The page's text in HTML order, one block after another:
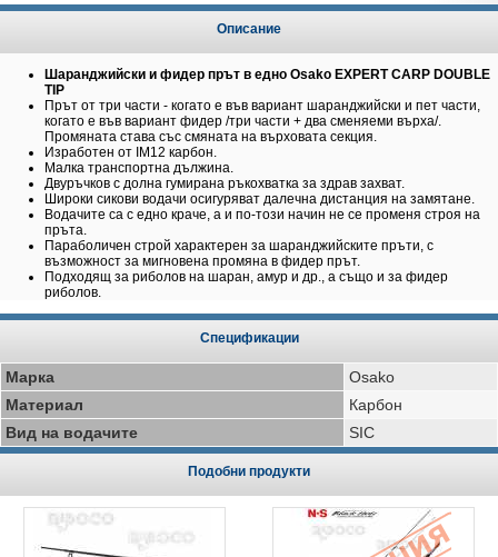
Описание
Шаранджийски и фидер прът в едно Osako EXPERT CARP DOUBLE
TIP
Прът от три части - когато е във вариант шаранджийски и пет части,
когато е във вариант фидер /три части + два сменяеми върха/.
Промяната става със смяната на върховата секция.
Изработен от IM12 карбон.
Малка транспортна дължина.
Двуръчков с долна гумирана ръкохватка за здрав захват.
Широки сикови водачи осигуряват далечна дистанция на замятане.
Водачите са с едно краче, а и по-този начин не се променя строя на
пръта.
Параболичен строй характерен за шаранджийските пръти, с
възможност за мигновена промяна в фидер прът.
Подходящ за риболов на шаран, амур и др., а също и за фидер
риболов.
Спецификации
Марка
Osako
Материал
Карбон
Вид на водачите
SIC
Подобни продукти